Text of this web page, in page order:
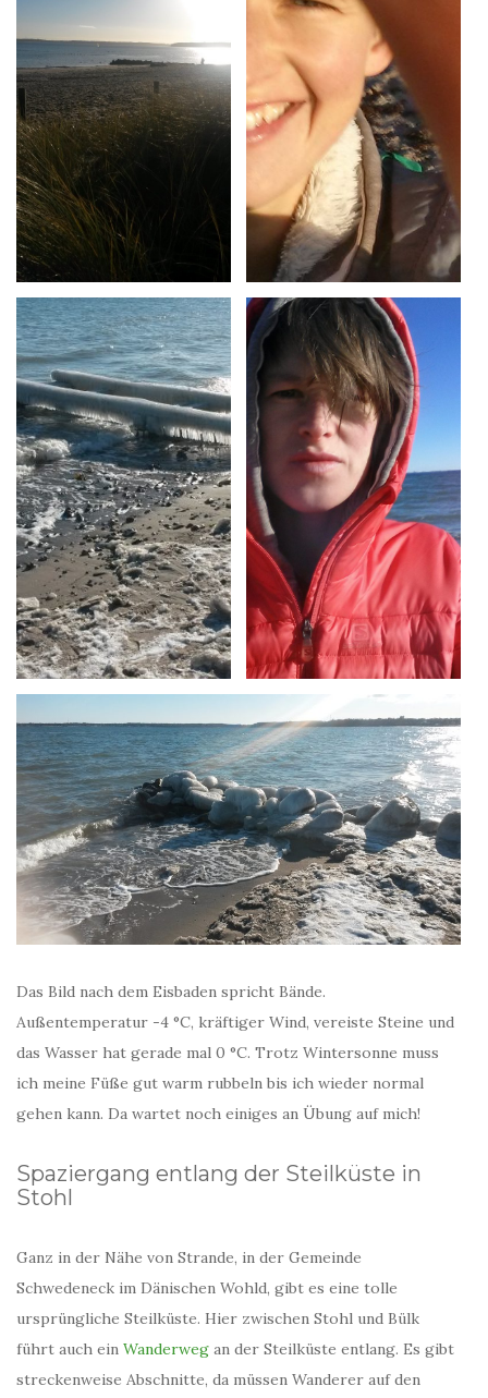
Das Bild nach dem Eisbaden spricht Bände.
Außentemperatur -4 °C, kräftiger Wind, vereiste Steine und
das Wasser hat gerade mal 0 °C. Trotz Wintersonne muss
ich meine Füße gut warm rubbeln bis ich wieder normal
gehen kann. Da wartet noch einiges an Übung auf mich!
Spaziergang entlang der Steilküste in
Stohl
Ganz in der Nähe von Strande, in der Gemeinde
Schwedeneck im Dänischen Wohld, gibt es eine tolle
ursprüngliche Steilküste. Hier zwischen Stohl und Bülk
führt auch ein Wanderweg an der Steilküste entlang. Es gibt
streckenweise Abschnitte, da müssen Wanderer auf den